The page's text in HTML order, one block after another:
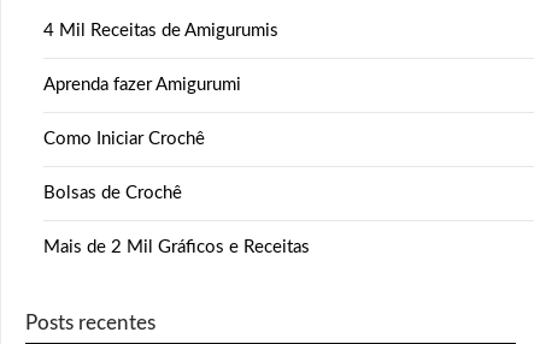
4 Mil Receitas de Amigurumis
Aprenda fazer Amigurumi
Como Iniciar Crochê
Bolsas de Crochê
Mais de 2 Mil Gráficos e Receitas
Posts recentes